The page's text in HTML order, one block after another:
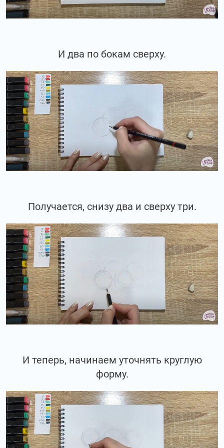
И два по бокам сверху.
Получается, снизу два и сверху три.
И теперь, начинаем уточнять круглую
форму.